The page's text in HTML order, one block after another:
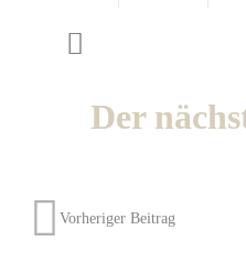
Der
Vorheriger Beitrag